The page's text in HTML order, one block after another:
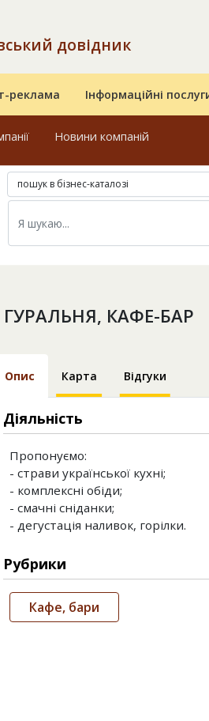
довідник
реклама Інформаційні
Новини компаній
пошук в бізнес-каталозі
ГУРАЛЬНЯ, КАФЕ-БАР
Опис Карта Відгуки
Діяльність
Пропонуємо:
- страви української кухні;
- комплексні обіди;
- смачні сніданки;
- дегустація наливок, горілки.
Рубрики
Кафе, бари